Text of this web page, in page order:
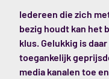
Iedereen die zich
bezig houdt kan het
klus. Gelukkig is daar
toegankelijk
media kanalen toe